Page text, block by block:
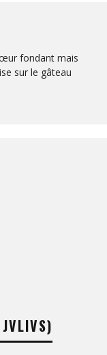
fondant mais
sur le gâteau